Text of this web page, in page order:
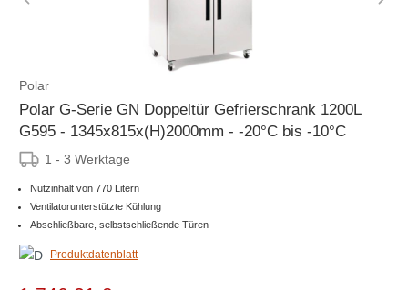
Polar
Polar G-Serie GN Doppeltür Gefrierschrank 1200L
G595 - 1345x815x(H)2000mm - -20°C bis -10°C
1 - 3 Werktage
Nutzinhalt von 770 Litern
Ventilatorunterstützte Kühlung
Abschließbare, selbstschließende Türen
Produktdatenblatt